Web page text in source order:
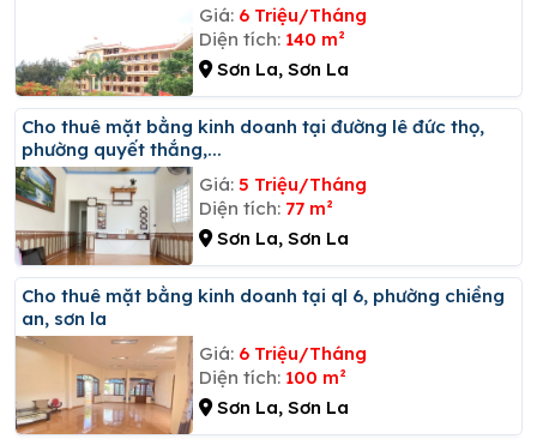
Giá: 6 Triệu/Tháng
Diện tích: 140 m²
Sơn La, Sơn La
Cho thuê mặt bằng kinh doanh tại đường lê đức thọ,
phường quyết thắng,...
Giá: 5 Triệu/Tháng
Diện tích: 77 m²
Sơn La, Sơn La
Cho thuê mặt bằng kinh doanh tại ql 6, phường chiềng
an, sơn la
Giá: 6 Triệu/Tháng
Diện tích: 100 m²
Sơn La, Sơn La